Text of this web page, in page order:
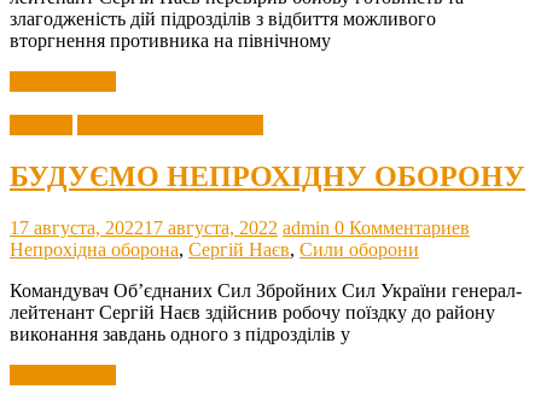
злагодженість дій підрозділів з відбиття можливого
вторгнення противника на північному
БУДУЄМО НЕПРОХІДНУ ОБОРОНУ
17 августа, 202217 августа, 2022 admin 0 Комментариев
Непрохідна оборона, Сергій Наєв, Сили оборони
Командувач Об’єднаних Сил Збройних Сил України генерал-
лейтенант Сергій Наєв здійснив робочу поїздку до району
виконання завдань одного з підрозділів у